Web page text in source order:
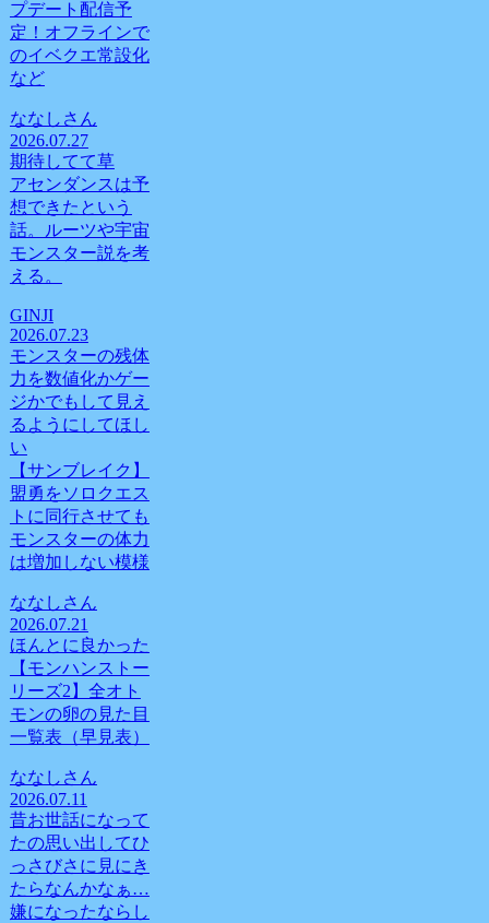
プデート配信予
定！オフラインで
のイベクエ常設化
など
ななしさん
2026.07.27
期待してて草
アセンダンスは予
想できたという
話。ルーツや宇宙
モンスター説を考
える。
GINJI
2026.07.23
モンスターの残体
力を数値化かゲー
ジかでもして見え
るようにしてほし
い
【サンブレイク】
盟勇をソロクエス
トに同行させても
モンスターの体力
は増加しない模様
ななしさん
2026.07.21
ほんとに良かった
【モンハンストー
リーズ2】全オト
モンの卵の見た目
一覧表（早見表）
ななしさん
2026.07.11
昔お世話になって
たの思い出してひ
っさびさに見にき
たらなんかなぁ…
嫌になったならし